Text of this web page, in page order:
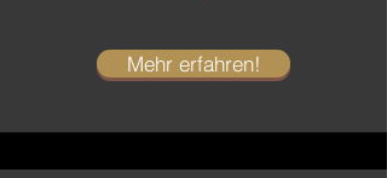
Mehr erfahren!